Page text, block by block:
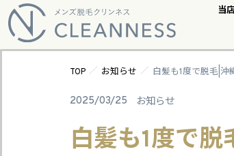
当
TOP お知らせ 白髪も1度で脱毛|沖
2025/03/25 お知らせ
白髪も1度で